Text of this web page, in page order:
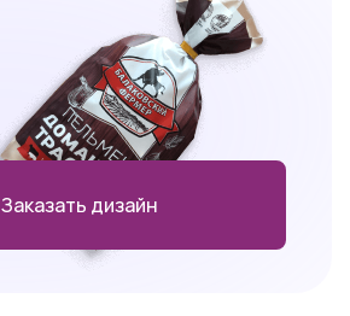
Заказать дизайн